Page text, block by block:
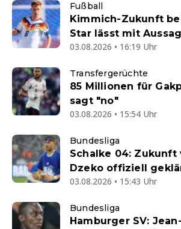
Fußball
Kimmich-Zukunft
Star lässt mit
03.08.2026 • 16:19 Uhr
Transfergerüchte
85 Millionen für
sagt "no"
03.08.2026 • 15:54 Uhr
Bundesliga
Schalke 04: Zukunft
Dzeko offiziell
03.08.2026 • 15:43 Uhr
Bundesliga
Hamburger SV: